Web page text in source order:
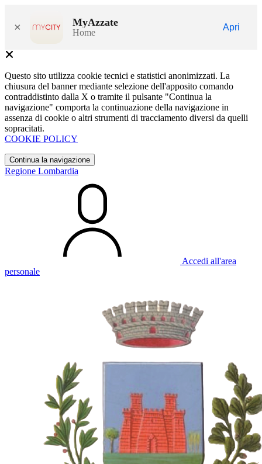
× MyAzzate
Home
Apri
Questo sito utilizza cookie tecnici e statistici anonimizzati. La
chiusura del banner mediante selezione dell'apposito comando
contraddistinto dalla X o tramite il pulsante "Continua la
navigazione" comporta la continuazione della navigazione in
assenza di cookie o altri strumenti di tracciamento diversi da quelli
sopracitati.
COOKIE POLICY
Continua la navigazione
Regione Lombardia
Accedi all'area
personale